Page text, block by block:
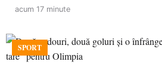
acum 17 minute
SPORT